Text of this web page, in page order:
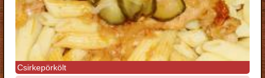
Csirkepörkölt